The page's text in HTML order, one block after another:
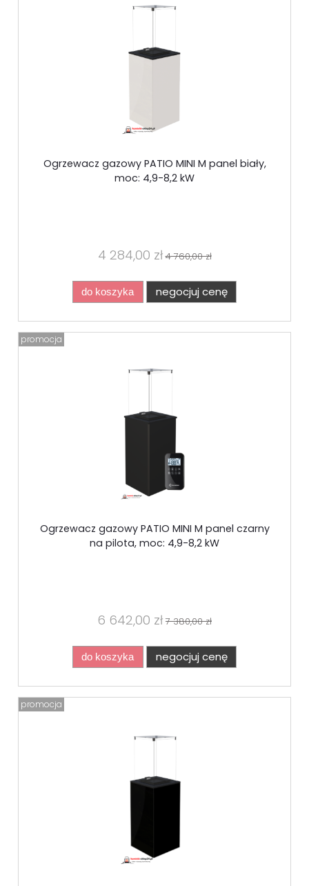
Ogrzewacz gazowy PATIO MINI M panel biały,
moc: 4,9-8,2 kW
4 284,00 zł 4 760,00 zł
do koszyka negocjuj cenę
Ogrzewacz gazowy PATIO MINI M panel czarny
na pilota, moc: 4,9-8,2 kW
6 642,00 zł 7 380,00 zł
do koszyka negocjuj cenę
promocja
promocja